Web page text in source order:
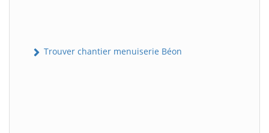
Trouver chantier menuiserie Béon